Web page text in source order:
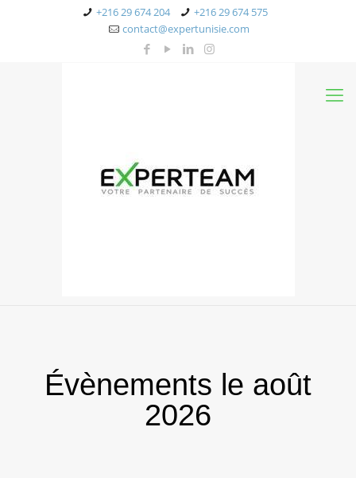
+216 29 674 204
+216 29 674 575
contact@expertunisie.com
Évènements le août
2026